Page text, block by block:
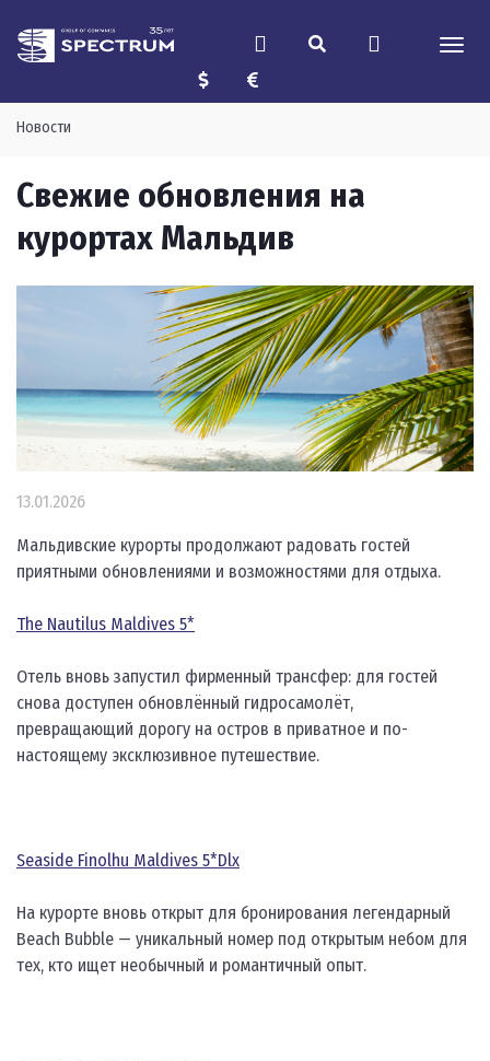
Новости
Свежие обновления на
курортах Мальдив
13.01.2026
Мальдивские курорты продолжают радовать гостей
приятными обновлениями и возможностями для отдыха.
The Nautilus Maldives 5*
Отель вновь запустил фирменный трансфер: для гостей
снова доступен обновлённый гидросамолёт,
превращающий дорогу на остров в приватное и по-
настоящему эксклюзивное путешествие.
Seaside Finolhu Maldives 5*Dlx
На курорте вновь открыт для бронирования легендарный
Beach Bubble — уникальный номер под открытым небом для
тех, кто ищет необычный и романтичный опыт.